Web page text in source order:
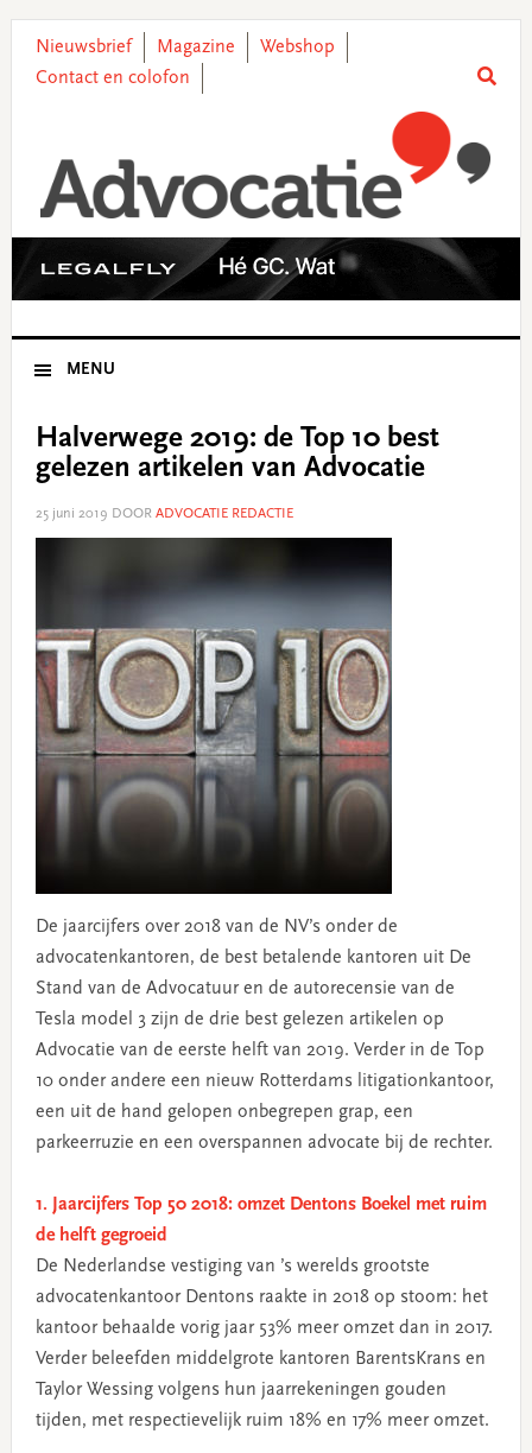
primary
main
primary
footer
Nieuwsbrief Magazine
Webshop
Contact en colofon
MENU
Halverwege 2019: de Top 10 best
gelezen artikelen van Advocatie
25 juni 2019 DOOR ADVOCATIE REDACTIE
De jaarcijfers over 2018 van de NV’s onder de
advocatenkantoren, de best betalende kantoren uit De
Stand van de Advocatuur en de autorecensie van de
Tesla model 3 zijn de drie best gelezen artikelen op
Advocatie van de eerste helft van 2019. Verder in de Top
10 onder andere een nieuw Rotterdams litigationkantoor,
een uit de hand gelopen onbegrepen grap, een
parkeerruzie en een overspannen advocate bij de rechter.
1. Jaarcijfers Top 50 2018: omzet Dentons Boekel met ruim
de helft gegroeid
De Nederlandse vestiging van ’s werelds grootste
advocatenkantoor Dentons raakte in 2018 op stoom: het
kantoor behaalde vorig jaar 53% meer omzet dan in 2017.
Verder beleefden middelgrote kantoren BarentsKrans en
Taylor Wessing volgens hun jaarrekeningen gouden
tijden, met respectievelijk ruim 18% en 17% meer omzet.